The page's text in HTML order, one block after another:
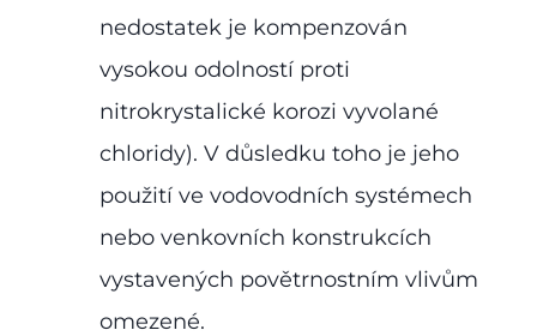
nedostatek je kompenzován
vysokou odolností proti
nitrokrystalické korozi vyvolané
chloridy). V důsledku toho je jeho
použití ve vodovodních systémech
nebo venkovních konstrukcích
vystavených povětrnostním vlivům
omezené.